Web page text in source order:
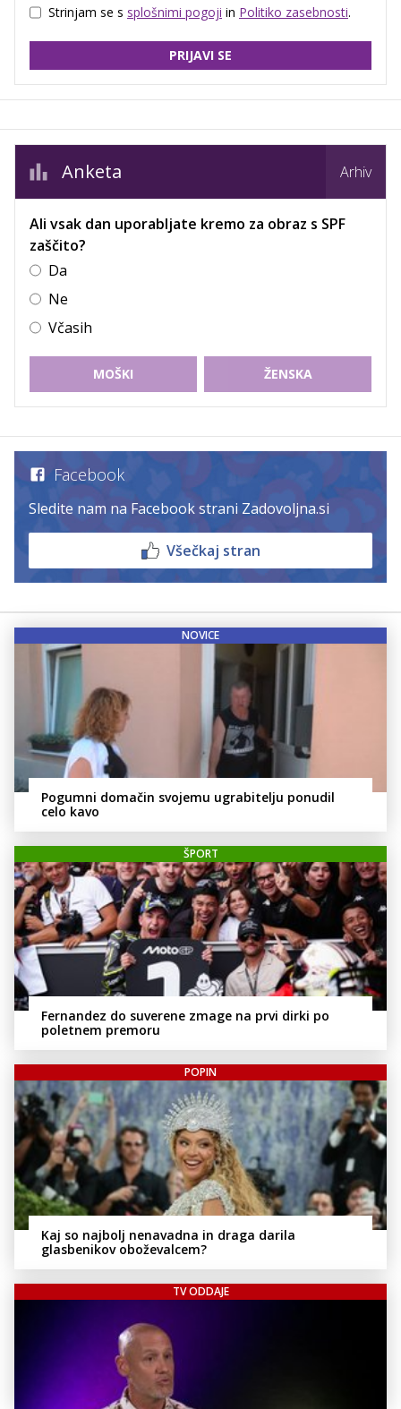
Strinjam se s splošnimi pogoji in Politiko zasebnosti.
PRIJAVI SE
Anketa Arhiv
Ali vsak dan uporabljate kremo za obraz s SPF
zaščito?
Da
Ne
Včasih
MOŠKI ŽENSKA
Facebook
Sledite nam na Facebook strani Zadovoljna.si
Všečkaj stran
NOVICE
Pogumni domačin svojemu ugrabitelju ponudil
celo kavo
ŠPORT
Fernandez do suverene zmage na prvi dirki po
poletnem premoru
POPIN
Kaj so najbolj nenavadna in draga darila
glasbenikov oboževalcem?
TV ODDAJE